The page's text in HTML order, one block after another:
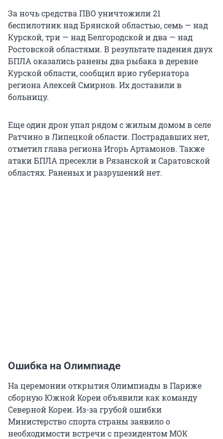
За ночь средства ПВО уничтожили 21
беспилотник над Брянской областью, семь — над
Курской, три — над Белгородской и два — над
Ростовской областями. В результате падения двух
БПЛА оказались ранены два рыбака в деревне
Курской области, сообщил врио губернатора
региона Алексей Смирнов. Их доставили в
больницу.
Еще один дрон упал рядом с жилым домом в селе
Ратчино в Липецкой области. Пострадавших нет,
отметил глава региона Игорь Артамонов. Также
атаки БПЛА пресекли в Рязанской и Саратовской
областях. Раненых и разрушений нет.
Ошибка на Олимпиаде
На церемонии открытия Олимпиады в Париже
сборную Южной Кореи объявили как команду
Северной Кореи. Из-за грубой ошибки
Министерство спорта страны заявило о
необходимости встречи с президентом МОК